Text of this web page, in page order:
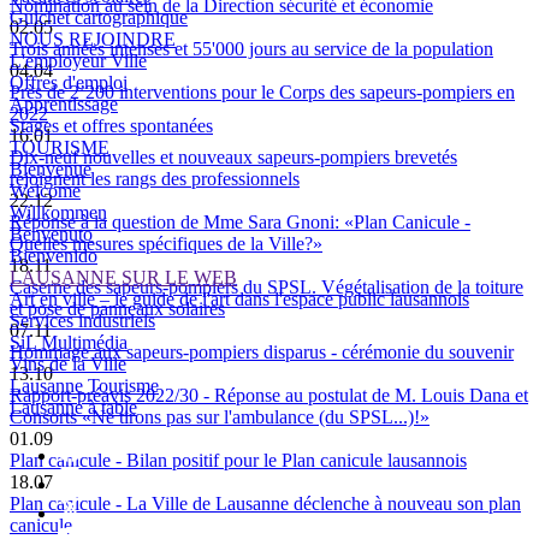
Nomination au sein de la Direction sécurité et économie
02.05
Trois années intenses et 55'000 jours au service de la population
04.04
Près de 2’200 interventions pour le Corps des sapeurs-pompiers en
2022
16.01
Dix-neuf nouvelles et nouveaux sapeurs-pompiers brevetés
rejoignent les rangs des professionnels
22.12
Réponse à la question de Mme Sara Gnoni: «Plan Canicule -
Quelles mesures spécifiques de la Ville?»
18.11
Caserne des sapeurs-pompiers du SPSL. Végétalisation de la toiture
et pose de panneaux solaires
07.11
Hommage aux sapeurs-pompiers disparus - cérémonie du souvenir
13.10
Rapport-préavis 2022/30 - Réponse au postulat de M. Louis Dana et
Consorts «Ne tirons pas sur l'ambulance (du SPSL...)!»
01.09
Plan canicule - Bilan positif pour le Plan canicule lausannois
18.07
Plan canicule - La Ville de Lausanne déclenche à nouveau son plan
canicule
Guichet cartographique
NOUS REJOINDRE
L'employeur Ville
Offres d'emploi
Apprentissage
Stages et offres spontanées
TOURISME
Bienvenue
Welcome
Willkommen
Benvenuto
Bienvenido
LAUSANNE SUR LE WEB
Art en ville – le guide de l'art dans l'espace public lausannois
Services industriels
SiL Multimédia
Vins de la Ville
Lausanne Tourisme
Lausanne à table